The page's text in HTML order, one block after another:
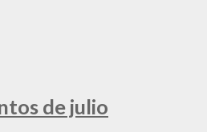
de julio